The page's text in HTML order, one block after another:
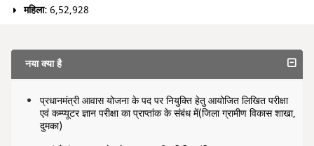
महिला:6,52,928
नया क्या है
प्रधानमंत्री आवास योजना के पद पर नियुक्ति हेतु आयोजित लिखित परीक्षा
एवं कम्प्यूटर ज्ञान परीक्षा का प्राप्तांक के संबंध में(जिला ग्रामीण विकास शाखा,
दुमका)